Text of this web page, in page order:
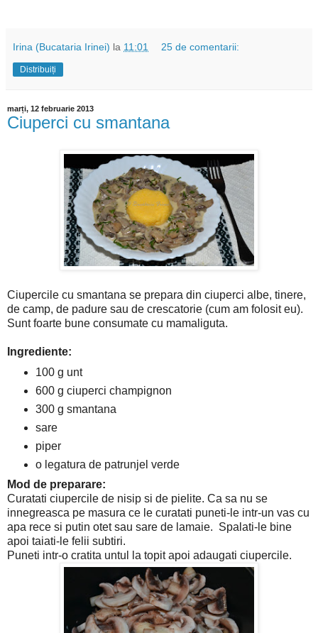
Irina (Bucataria Irinei) la 11:01 25 de comentarii:
Distribuiți
marți, 12 februarie 2013
Ciuperci cu smantana
Ciupercile cu smantana se prepara din ciuperci albe, tinere,
de camp, de padure sau de crescatorie (cum am folosit eu).
Sunt foarte bune consumate cu mamaliguta.
Ingrediente:
100 g unt
600 g ciuperci champignon
300 g smantana
sare
piper
o legatura de patrunjel verde
Mod de preparare:
Curatati ciupercile de nisip si de pielite. Ca sa nu se
innegreasca pe masura ce le curatati puneti-le intr-un vas cu
apa rece si putin otet sau sare de lamaie. Spalati-le bine
apoi taiati-le felii subtiri.
Puneti intr-o cratita untul la topit apoi adaugati ciupercile.